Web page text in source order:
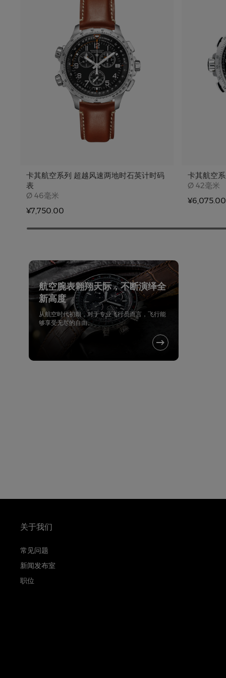
卡其航空系列 超越风速两地时石英计时码
表
Ø Case size
46毫米
¥7,750.00
卡其航空
Ø Case
42毫米
¥6,075.00
航空腕表翱翔天际，不断演绎全
新高度
从航空时代初期，对于专业飞行员而言，飞行能
够享受无尽的自由。
关于我们
常见问题
新闻发布室
职位